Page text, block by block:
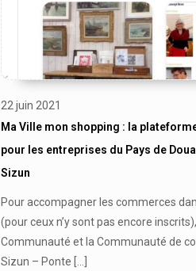
22 juin 2021
Ma Ville mon shopping : la
pour les entreprises du Pays de
Sizun
Pour accompagner les commerces
(pour ceux n’y sont pas encore
Communauté et la Communauté de
Sizun – Ponte